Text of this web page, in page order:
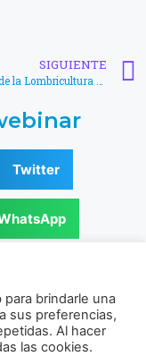
SIGUIENTE
Bondades de la Lombricultura que pueden ser auxiliares de la Acuicultura – Martin Áñez
Twitter
de Acuicultura
Facultad de
Aragua, Venezuela.
brindarle una
sus preferencias,
Al hacer
las cookies.